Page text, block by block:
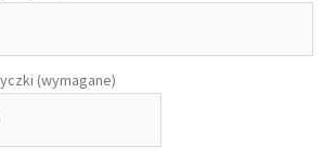
(wymagane)